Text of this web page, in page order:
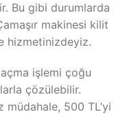
Bu gibi durumlarda
makinesi kilit
hizmetinizdeyiz.
işlemi çoğu
çözülebilir.
500 TL’yi